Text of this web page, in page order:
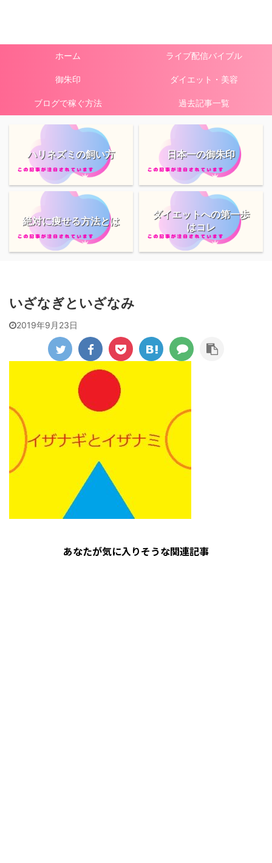
ホーム ライブ配信バイブル
御朱印 ダイエット・美容
ブログで稼ぐ方法 過去記事一覧
ハリネズミの飼い方 日本一の御朱印
絶対に痩せる方法とは
ダイエットへの第一歩
はコレ
いざなぎといざなみ
2019年9月23日
あなたが気に入りそうな関連記事